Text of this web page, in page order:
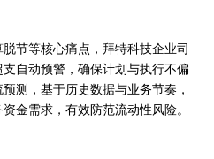
节等核心痛点，拜特科技企业司
自动预警，确保计划与执行不偏
测，基于历史数据与业务节奏，
金需求，有效防范流动性风险。